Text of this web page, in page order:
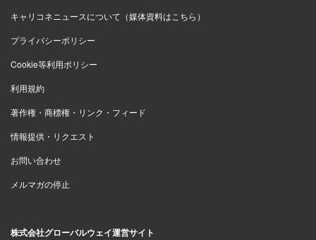
キャリコネニュースについて（媒体資料はこちら）
プライバシーポリシー
Cookie等利用ポリシー
利用規約
著作権・商標権・リンク・フィード
情報提供・リクエスト
お問い合わせ
メルマガの停止
株式会社グローバルウェイ運営サイト